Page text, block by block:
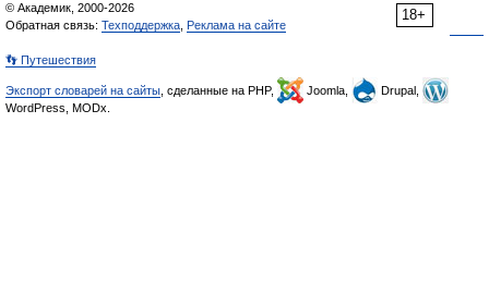
18+
© Академик, 2000-2026
Обратная связь: Техподдержка Реклама на сайте
👣 Путешествия
Экспорт словарей на сайты , сделанные на PHP, Joomla,
Drupal,
WordPress, MODx.